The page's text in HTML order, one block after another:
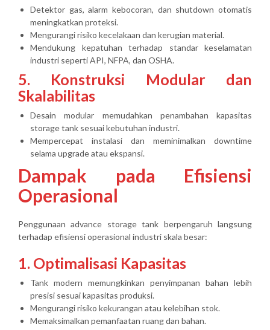
Detektor gas, alarm kebocoran, dan shutdown otomatis
meningkatkan proteksi.
Mengurangi risiko kecelakaan dan kerugian material.
Mendukung kepatuhan terhadap standar keselamatan
industri seperti API, NFPA, dan OSHA.
5. Konstruksi Modular dan
Skalabilitas
Desain modular memudahkan penambahan kapasitas
storage tank sesuai kebutuhan industri.
Mempercepat instalasi dan meminimalkan downtime
selama upgrade atau ekspansi.
Dampak pada Efisiensi
Operasional
Penggunaan advance storage tank berpengaruh langsung
terhadap efisiensi operasional industri skala besar:
1. Optimalisasi Kapasitas
Tank modern memungkinkan penyimpanan bahan lebih
presisi sesuai kapasitas produksi.
Mengurangi risiko kekurangan atau kelebihan stok.
Memaksimalkan pemanfaatan ruang dan bahan.